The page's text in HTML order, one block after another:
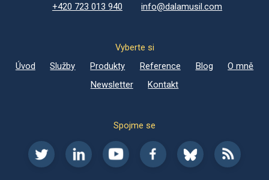
+420 723 013 940
info@dalamusil.com
Vyberte si
Úvod
Služby Produkty Reference Blog
O mně
Newsletter
Kontakt
Spojme se